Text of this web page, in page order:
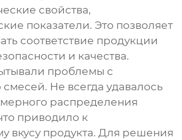
свойства,
показатели. Это позволяет
соответствие продукции
и качества.
проблемы с
Не всегда удавалось
распределения
приводило к
вкусу продукта. Для решения